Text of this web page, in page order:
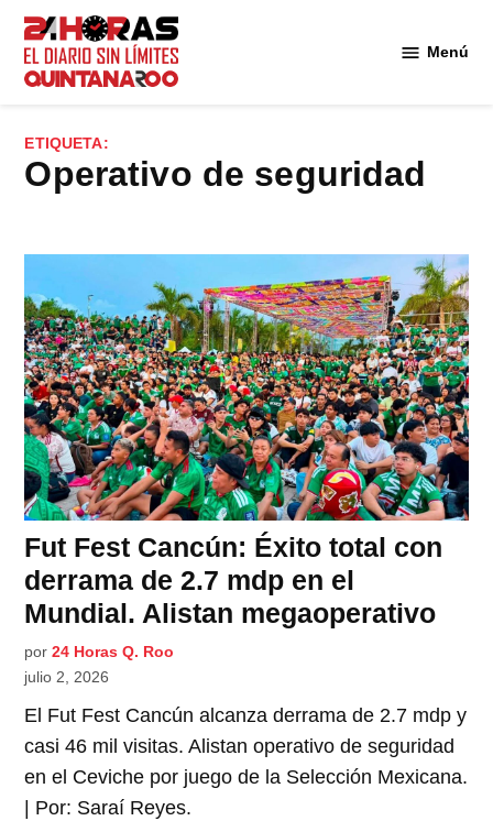
Saltar
contenido
Menú
ETIQUETA:
Operativo de seguridad
Fut Fest Cancún: Éxito total con
derrama de 2.7 mdp en el
Mundial. Alistan megaoperativo
por 24 Horas Q. Roo
julio 2, 2026
El Fut Fest Cancún alcanza derrama de 2.7 mdp y
casi 46 mil visitas. Alistan operativo de seguridad
en el Ceviche por juego de la Selección Mexicana.
| Por: Saraí Reyes.